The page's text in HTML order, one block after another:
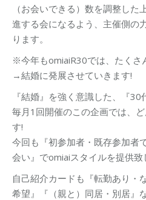
（お会いできる）数を調整し
進する会になるよう、主催側の
ります。
※今年もomiaiR30では、たくさ
→結婚に発展させていきます!
『結婚』を強く意識した、『30
毎月1回開催のこの企画では、
す!
今回も『初参加者・既存参加者
会い』でomiaiスタイルを提供致
自己紹介カードも『転勤あり・
希望』『（親と）同居・別居』